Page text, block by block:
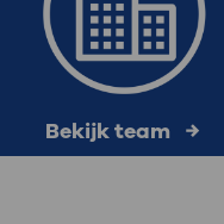
Bekijk team